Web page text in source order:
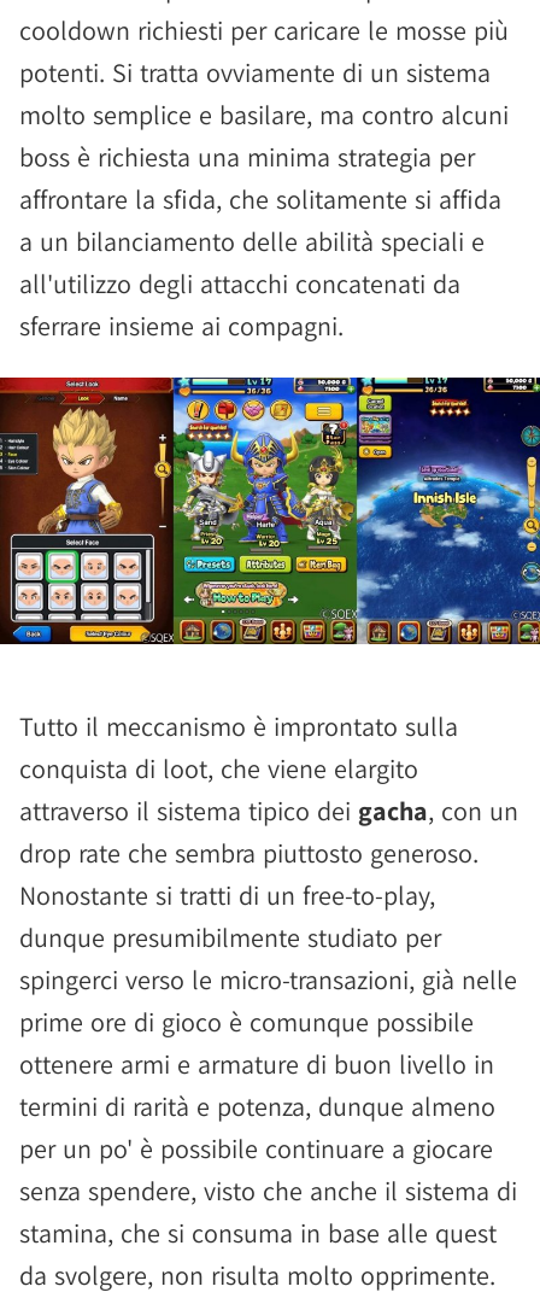
cooldown richiesti per caricare le mosse più
potenti. Si tratta ovviamente di un sistema
molto semplice e basilare, ma contro alcuni
boss è richiesta una minima strategia per
affrontare la sfida, che solitamente si affida
a un bilanciamento delle abilità speciali e
all'utilizzo degli attacchi concatenati da
sferrare insieme ai compagni.
Tutto il meccanismo è improntato sulla
conquista di loot, che viene elargito
attraverso il sistema tipico dei gacha, con un
drop rate che sembra piuttosto generoso.
Nonostante si tratti di un free-to-play,
dunque presumibilmente studiato per
spingerci verso le micro-transazioni, già nelle
prime ore di gioco è comunque possibile
ottenere armi e armature di buon livello in
termini di rarità e potenza, dunque almeno
per un po' è possibile continuare a giocare
senza spendere, visto che anche il sistema di
stamina, che si consuma in base alle quest
da svolgere, non risulta molto opprimente.